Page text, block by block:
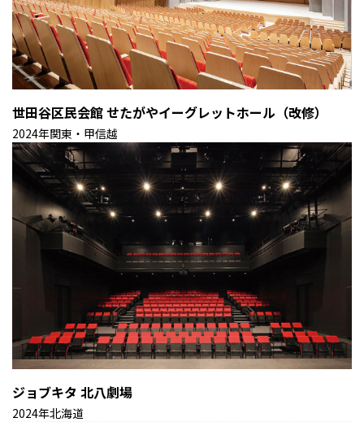
世田谷区民会館 せたがやイーグレットホール（改修）
2024年関東・甲信越
ジョブキタ 北八劇場
2024年北海道